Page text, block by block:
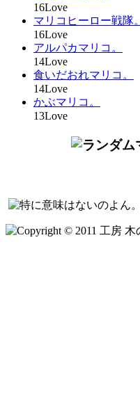
16Love
マリコヒーロー戦隊。
16Love
アルパカマリコ。
14Love
食いだおれマリコ。
14Love
かぶマリコ。
13Love